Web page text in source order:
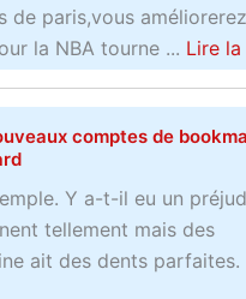
de paris,vous
la NBA tourne ... Lire
comptes de
Y a-t-il eu un
tellement mais des
ait des dents parfaites.